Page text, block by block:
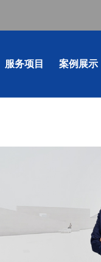
服务项目 案例展示